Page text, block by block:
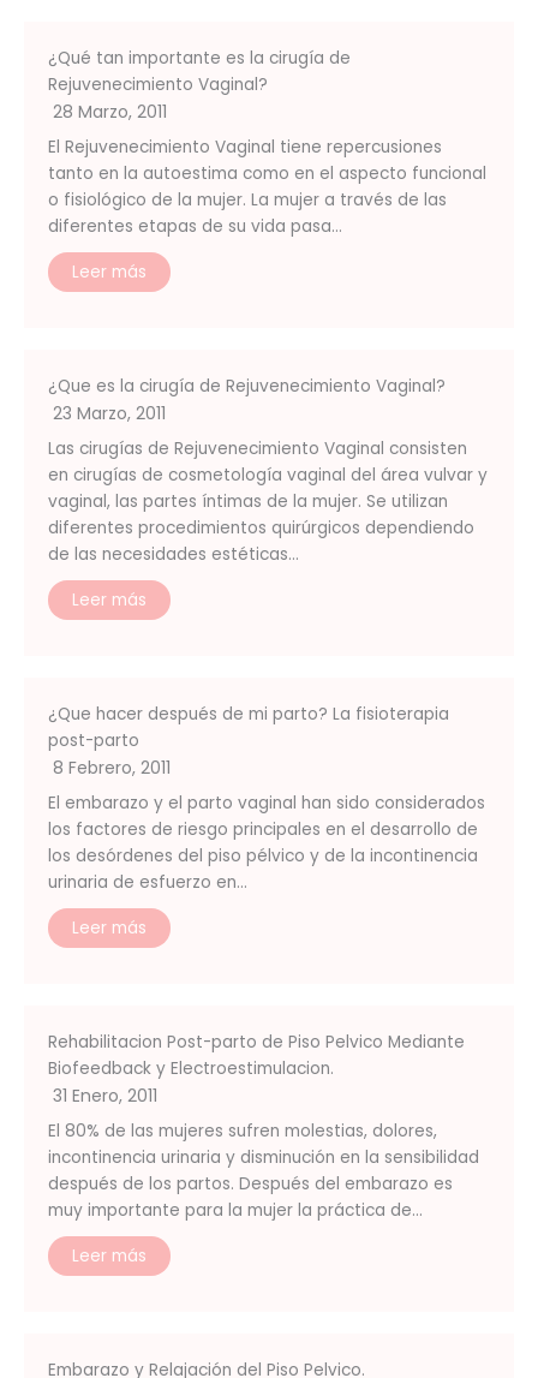
¿Qué tan importante es la cirugía de
Rejuvenecimiento Vaginal?
28 Marzo, 2011
El Rejuvenecimiento Vaginal tiene repercusiones
tanto en la autoestima como en el aspecto funcional
o fisiológico de la mujer. La mujer a través de las
diferentes etapas de su vida pasa…
Leer más
¿Que es la cirugía de Rejuvenecimiento Vaginal?
23 Marzo, 2011
Las cirugías de Rejuvenecimiento Vaginal consisten
en cirugías de cosmetología vaginal del área vulvar y
vaginal, las partes íntimas de la mujer. Se utilizan
diferentes procedimientos quirúrgicos dependiendo
de las necesidades estéticas…
Leer más
¿Que hacer después de mi parto? La fisioterapia
post-parto
8 Febrero, 2011
El embarazo y el parto vaginal han sido considerados
los factores de riesgo principales en el desarrollo de
los desórdenes del piso pélvico y de la incontinencia
urinaria de esfuerzo en…
Leer más
Rehabilitacion Post-parto de Piso Pelvico Mediante
Biofeedback y Electroestimulacion.
31 Enero, 2011
El 80% de las mujeres sufren molestias, dolores,
incontinencia urinaria y disminución en la sensibilidad
después de los partos. Después del embarazo es
muy importante para la mujer la práctica de…
Leer más
Embarazo y Relajación del Piso Pelvico.